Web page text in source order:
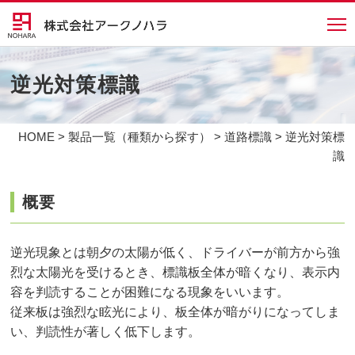
逆光対策標識
HOME > 製品一覧（種類から探す） > 道路標識> 逆光対策標
識
概要
逆光現象とは朝夕の太陽が低く、ドライバーが前方から強
烈な太陽光を受けるとき、標識板全体が暗くなり、表示内
容を判読することが困難になる現象をいいます。
従来板は強烈な眩光により、板全体が暗がりになってしま
い、判読性が著しく低下します。